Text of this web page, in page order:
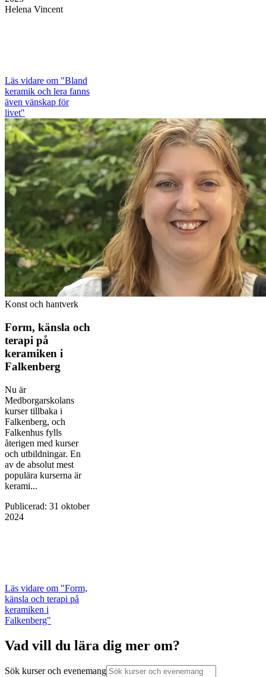
Helena Vincent
Läs vidare om "Bland
keramik och lera fanns
även vänskap för
livet"
Konst och hantverk
Form, känsla och
terapi på
keramiken i
Falkenberg
Nu är
Medborgarskolans
kurser tillbaka i
Falkenberg, och
Falkenhus fylls
återigen med kurser
och utbildningar. En
av de absolut mest
populära kurserna är
kerami...
Publicerad: 31 oktober
2024
Läs vidare om "Form,
känsla och terapi på
keramiken i
Falkenberg"
Vad vill du lära dig mer om?
Sök kurser och evenemang